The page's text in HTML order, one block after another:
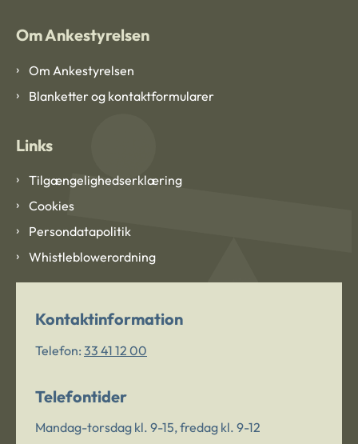
Om Ankestyrelsen
Om Ankestyrelsen
Blanketter og kontaktformularer
Links
Tilgængelighedserklæring
Cookies
Persondatapolitik
Whistleblowerordning
Kontaktinformation
Telefon: 33 41 12 00
Telefontider
Mandag-torsdag kl. 9-15, fredag kl. 9-12